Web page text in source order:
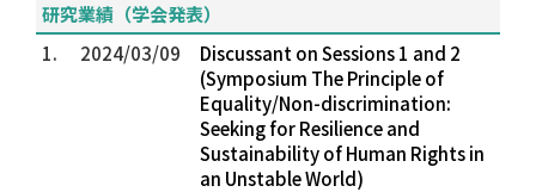
研究業績（学会発表）
1.
2024/03/09
Discussant on Sessions 1 and 2
(Symposium The Principle of
Equality/Non-discrimination:
Seeking for Resilience and
Sustainability of Human Rights in
an Unstable World)